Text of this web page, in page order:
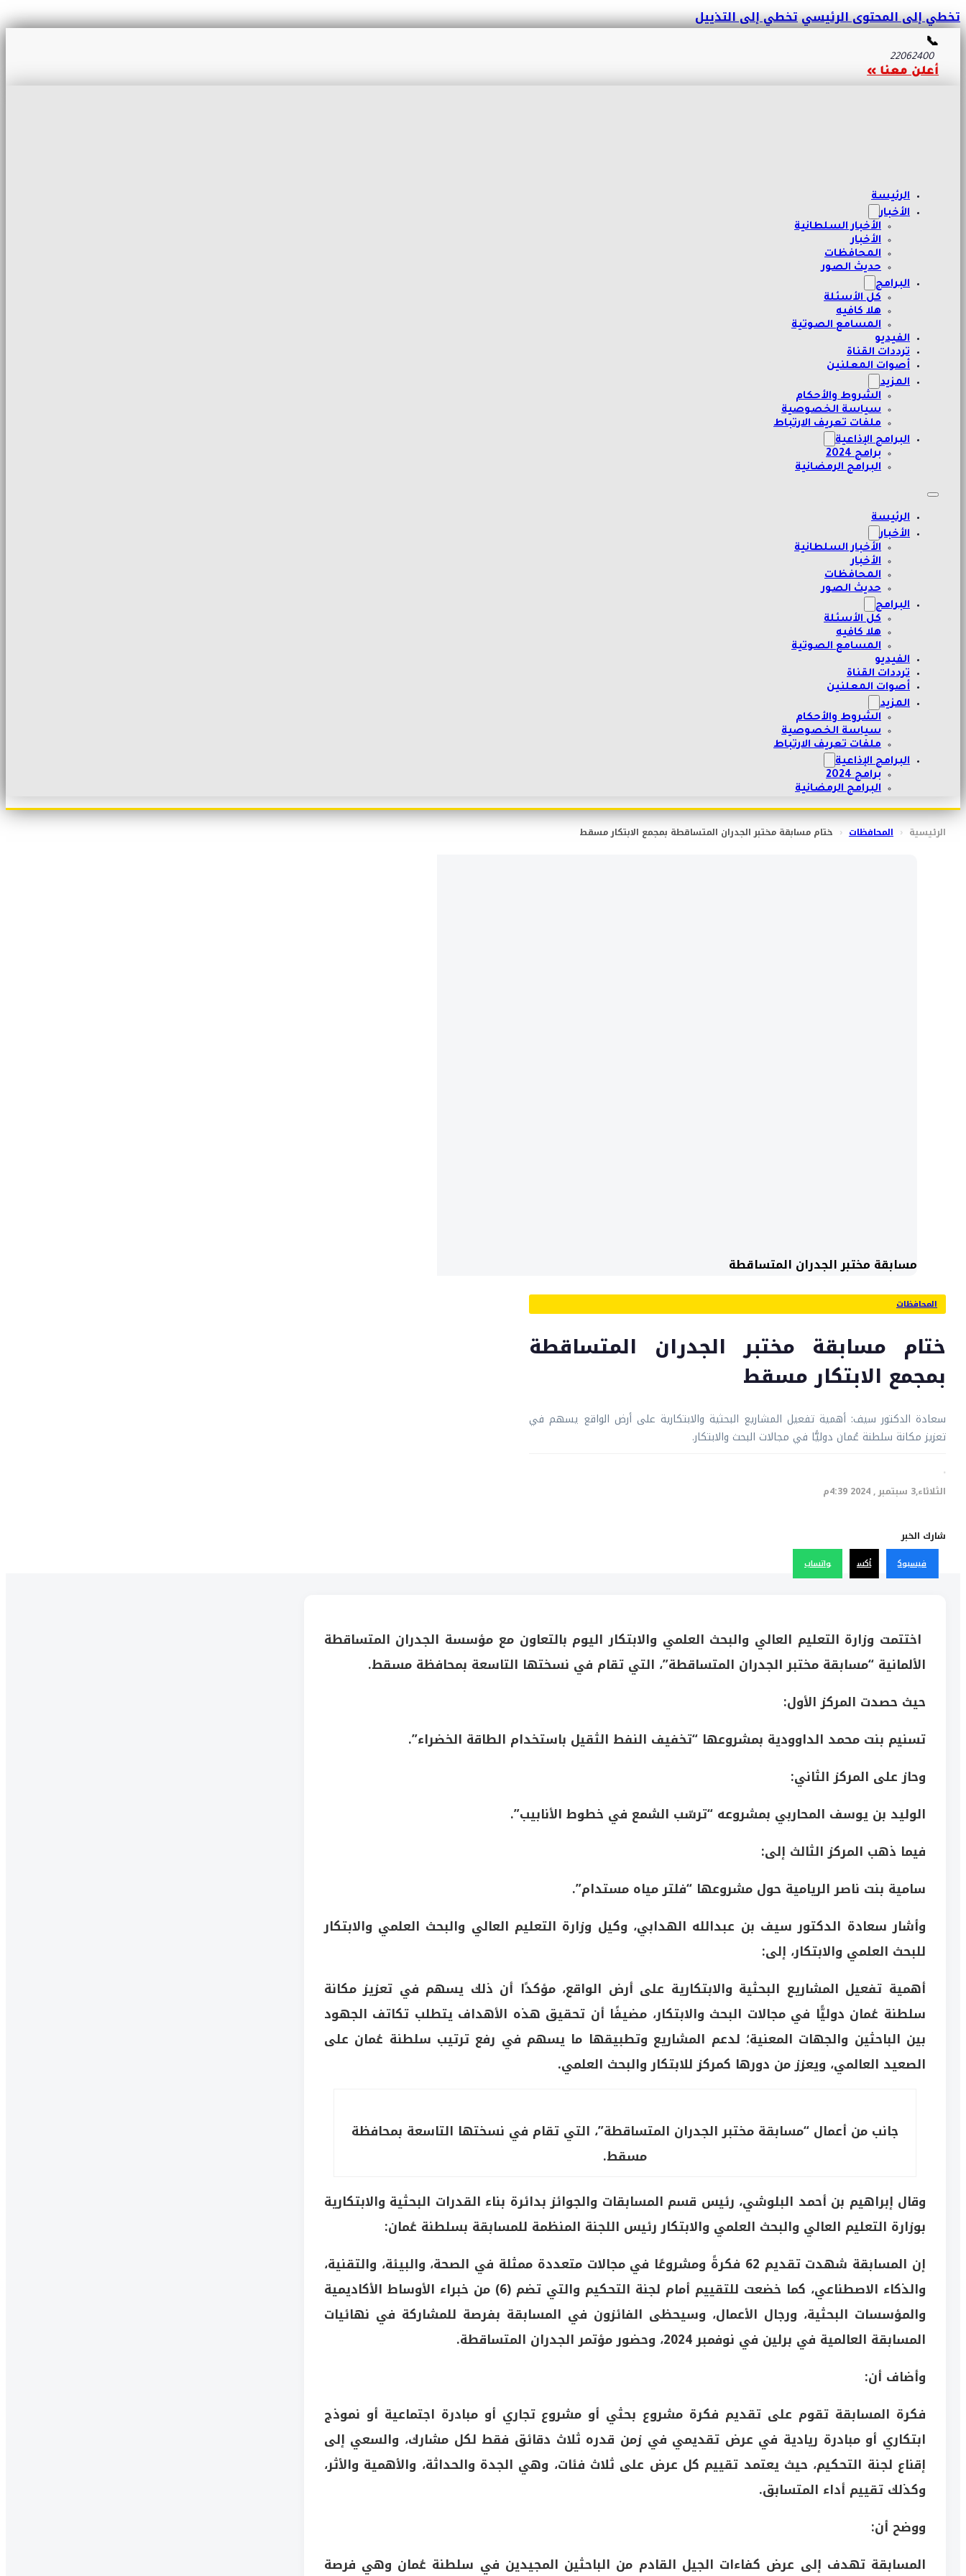
تخطي إلى المحتوى الرئيسيتخطي إلى التذييل
📞
22062400
أعلن معنا »
الرئيسة
الأخبار
الأخبار السلطانية
الأخبار
المحافظات
حديث الصور
البرامج
كل الأسئلة
هلا كافيه
المسامع الصوتية
الفيديو
ترددات القناة
أصوات المعلنين
المزيد
الشروط والأحكام
سياسة الخصوصية
ملفات تعريف الارتباط
البرامج الإذاعية
برامج 2024
البرامج الرمضانية
الرئيسة
الأخبار
الأخبار السلطانية
الأخبار
المحافظات
حديث الصور
البرامج
كل الأسئلة
هلا كافيه
المسامع الصوتية
الفيديو
ترددات القناة
أصوات المعلنين
المزيد
الشروط والأحكام
سياسة الخصوصية
ملفات تعريف الارتباط
البرامج الإذاعية
برامج 2024
البرامج الرمضانية
الرئيسية ‹ المحافظات ‹ ختام مسابقة مختبر الجدران المتساقطة بمجمع الابتكار مسقط
مسابقة مختبر الجدران المتساقطة
المحافظات
ختام مسابقة مختبر الجدران المتساقطة
بمجمع الابتكار مسقط
سعادة الدكتور سيف: أهمية تفعيل المشاريع البحثية والابتكارية على أرض الواقع يسهم في
تعزيز مكانة سلطنة عُمان دوليًّا في مجالات البحث والابتكار.
·
الثلاثاء,3 سبتمبر , 2024 4:39م
شارك الخبر
فيسبوك أكس واتساب
اختتمت وزارة التعليم العالي والبحث العلمي والابتكار اليوم بالتعاون مع مؤسسة الجدران المتساقطة
الألمانية “مسابقة مختبر الجدران المتساقطة”، التي تقام في نسختها التاسعة بمحافظة مسقط.
حيث حصدت المركز الأول:
تسنيم بنت محمد الداوودية بمشروعها “تخفيف النفط الثقيل باستخدام الطاقة الخضراء”.
وحاز على المركز الثاني:
الوليد بن يوسف المحاربي بمشروعه “ترسّب الشمع في خطوط الأنابيب”.
فيما ذهب المركز الثالث إلى:
سامية بنت ناصر الريامية حول مشروعها “فلتر مياه مستدام”.
وأشار سعادة الدكتور سيف بن عبدالله الهدابي، وكيل وزارة التعليم العالي والبحث العلمي والابتكار
للبحث العلمي والابتكار، إلى:
أهمية تفعيل المشاريع البحثية والابتكارية على أرض الواقع، مؤكدًا أن ذلك يسهم في تعزيز مكانة
سلطنة عُمان دوليًّا في مجالات البحث والابتكار، مضيفًا أن تحقيق هذه الأهداف يتطلب تكاتف الجهود
بين الباحثين والجهات المعنية؛ لدعم المشاريع وتطبيقها ما يسهم في رفع ترتيب سلطنة عُمان على
الصعيد العالمي، ويعزز من دورها كمركز للابتكار والبحث العلمي.
جانب من أعمال “مسابقة مختبر الجدران المتساقطة”، التي تقام في نسختها التاسعة بمحافظة
مسقط.
وقال إبراهيم بن أحمد البلوشي، رئيس قسم المسابقات والجوائز بدائرة بناء القدرات البحثية والابتكارية
بوزارة التعليم العالي والبحث العلمي والابتكار رئيس اللجنة المنظمة للمسابقة بسلطنة عُمان:
إن المسابقة شهدت تقديم 62 فكرةً ومشروعًا في مجالات متعددة ممثلة في الصحة، والبيئة، والتقنية،
والذكاء الاصطناعي، كما خضعت للتقييم أمام لجنة التحكيم والتي تضم (6) من خبراء الأوساط الأكاديمية
والمؤسسات البحثية، ورجال الأعمال، وسيحظى الفائزون في المسابقة بفرصة للمشاركة في نهائيات
المسابقة العالمية في برلين في نوفمبر 2024، وحضور مؤتمر الجدران المتساقطة.
وأضاف أن:
فكرة المسابقة تقوم على تقديم فكرة مشروع بحثي أو مشروع تجاري أو مبادرة اجتماعية أو نموذج
ابتكاري أو مبادرة ريادية في عرض تقديمي في زمن قدره ثلاث دقائق فقط لكل مشارك، والسعي إلى
إقناع لجنة التحكيم، حيث يعتمد تقييم كل عرض على ثلاث فئات، وهي الجدة والحداثة، والأهمية والأثر،
وكذلك تقييم أداء المتسابق.
ووضح أن:
المسابقة تهدف إلى عرض كفاءات الجيل القادم من الباحثين المجيدين في سلطنة عُمان وهي فرصة